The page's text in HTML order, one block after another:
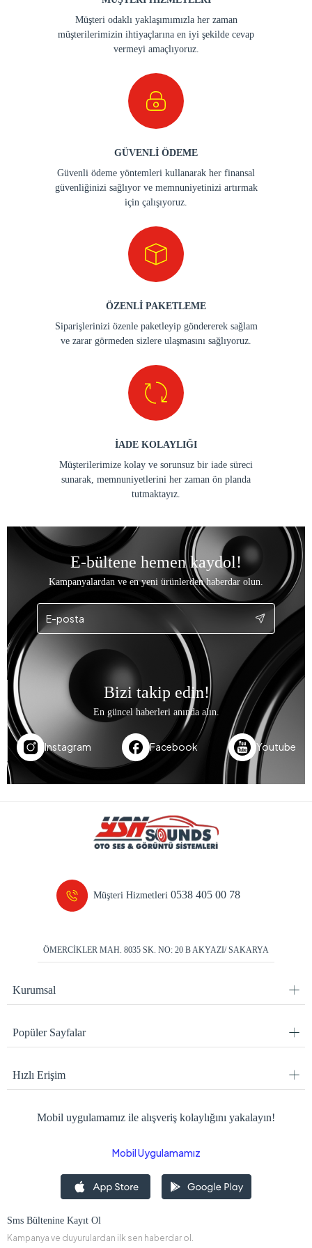
Müşteri odaklı yaklaşımımızla her zaman
müşterilerimizin ihtiyaçlarına en iyi şekilde cevap
vermeyi amaçlıyoruz.
GÜVENLİ ÖDEME
Güvenli ödeme yöntemleri kullanarak her finansal
güvenliğinizi sağlıyor ve memnuniyetinizi artırmak
için çalışıyoruz.
ÖZENLİ PAKETLEME
Siparişlerinizi özenle paketleyip göndererek sağlam
ve zarar görmeden sizlere ulaşmasını sağlıyoruz.
İADE KOLAYLIĞI
Müşterilerimize kolay ve sorunsuz bir iade süreci
sunarak, memnuniyetlerini her zaman ön planda
tutmaktayız.
E-bültene hemen kaydol!
Kampanyalardan ve en yeni ürünlerden haberdar olun.
Bizi takip edin!
En güncel haberleri anında alın.
Instagram Facebook Youtube
Müşteri Hizmetleri0538 405 00 78
ÖMERCİKLER MAH. 8035 SK. NO: 20 B AKYAZI/ SAKARYA
Kurumsal
Popüler Sayfalar
Hızlı Erişim
Mobil uygulamamız ile alışveriş kolaylığını yakalayın!
Mobil Uygulamamız
Sms Bültenine Kayıt Ol
Kampanya ve duyurulardan ilk sen haberdar ol.